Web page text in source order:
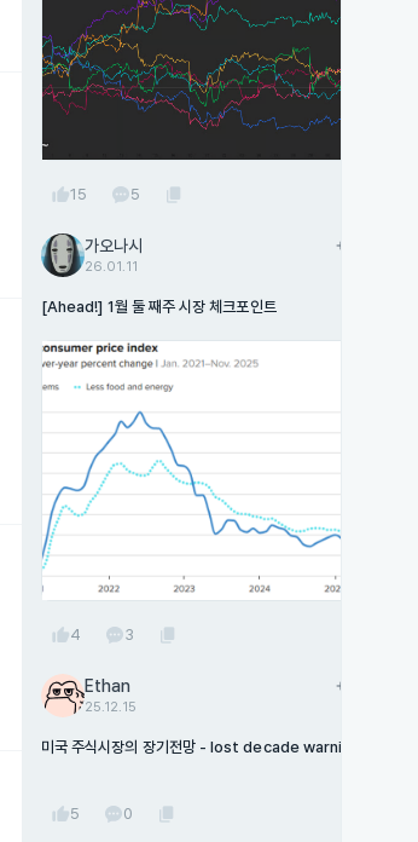
thumb_up15 5 content_copy
가오나시
26.01.11
add
[Ahead!] 1월 둘 째주 시장 체크포인트
thumb_up4 3 content_copy
Ethan
25.12.15
add
미국 주식시장의 장기전망 - lost decade warning
thumb_up5 0 content_copy